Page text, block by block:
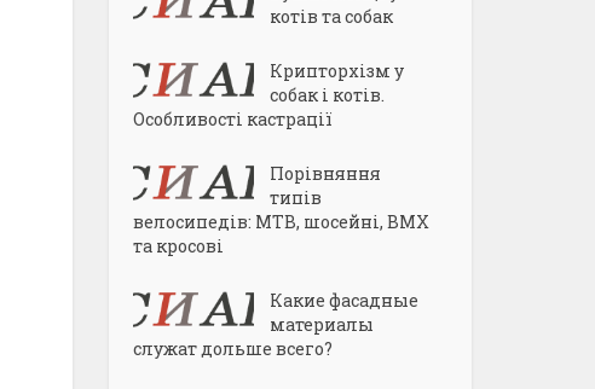
котів та собак
Крипторхізм у
собак і котів.
Особливості кастрації
Порівняння
типів
велосипедів: MTB, шосейні, BMX
та кросові
Какие фасадные
материалы
служат дольше всего?